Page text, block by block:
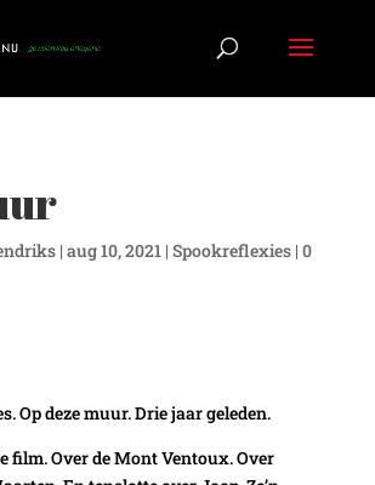
| aug 10, 2021| Spookreflexies| 0
Op deze muur. Drie jaar geleden.
film. Over de Mont Ventoux. Over